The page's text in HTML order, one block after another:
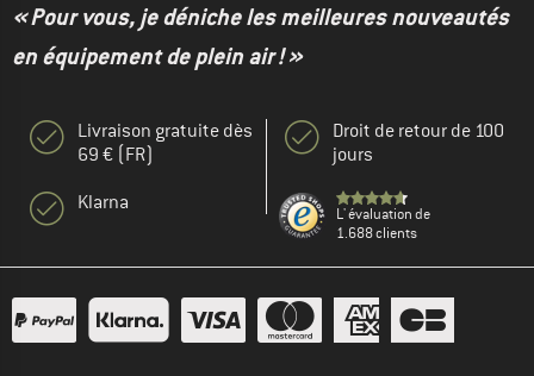
« Pour vous, je déniche les meilleures nouveautés
en équipement de plein air ! »
Livraison gratuite dès
69 € (FR)
Klarna
Droit de retour de 100
jours
L' évaluation de
1.688 clients